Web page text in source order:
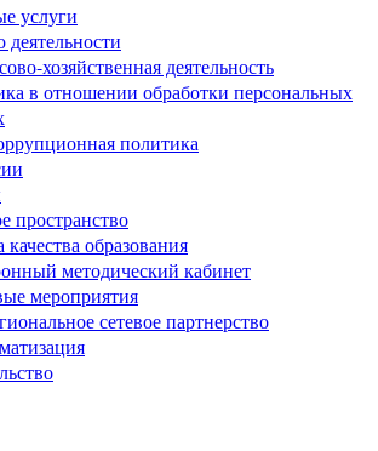
услуги
деятельности
хозяйственная деятельность
в отношении обработки персональных
политика
пространство
образования
методический кабинет
мероприятия
сетевое партнерство